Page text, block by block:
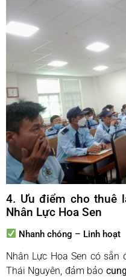
4. Ưu điểm cho thuê
Nhân Lực Hoa Sen
Nhanh chóng – Linh hoạt
Nhân Lực Hoa Sen có
Thái Nguyên, đảm bảo